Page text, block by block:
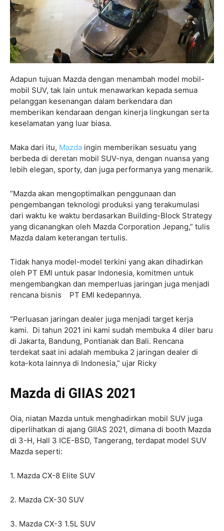
Adapun tujuan Mazda dengan menambah model mobil-
mobil SUV, tak lain untuk menawarkan kepada semua
pelanggan kesenangan dalam berkendara dan
memberikan kendaraan dengan kinerja lingkungan serta
keselamatan yang luar biasa.
Maka dari itu, Mazda ingin memberikan sesuatu yang
berbeda di deretan mobil SUV-nya, dengan nuansa yang
lebih elegan, sporty, dan juga performanya yang menarik.
“Mazda akan mengoptimalkan penggunaan dan
pengembangan teknologi produksi yang terakumulasi
dari waktu ke waktu berdasarkan Building-Block Strategy
yang dicanangkan oleh Mazda Corporation Jepang,” tulis
Mazda dalam keterangan tertulis.
Tidak hanya model-model terkini yang akan dihadirkan
oleh PT EMI untuk pasar Indonesia, komitmen untuk
mengembangkan dan memperluas jaringan juga menjadi
rencana bisnis PT EMI kedepannya.
“Perluasan jaringan dealer juga menjadi target kerja
kami. Di tahun 2021 ini kami sudah membuka 4 diler baru
di Jakarta, Bandung, Pontianak dan Bali. Rencana
terdekat saat ini adalah membuka 2 jaringan dealer di
kota-kota lainnya di Indonesia,” ujar Ricky
Mazda di GIIAS 2021
Oia, niatan Mazda untuk menghadirkan mobil SUV juga
diperlihatkan di ajang GIIAS 2021, dimana di booth Mazda
di 3-H, Hall 3 ICE-BSD, Tangerang, terdapat model SUV
Mazda seperti:
1. Mazda CX-8 Elite SUV
2. Mazda CX-30 SUV
3. Mazda CX-3 1.5L SUV